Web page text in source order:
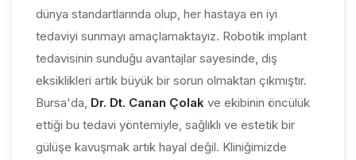
dünya standartlarında olup, her hastaya en iyi
tedaviyi sunmayı amaçlamaktayız. Robotik implant
tedavisinin sunduğu avantajlar sayesinde, diş
eksiklikleri artık büyük bir sorun olmaktan çıkmıştır.
Bursa'da, Dr. Dt. Canan Çolak ve ekibinin öncülük
ettiği bu tedavi yöntemiyle, sağlıklı ve estetik bir
gülüşe kavuşmak artık hayal değil. Kliniğimizde